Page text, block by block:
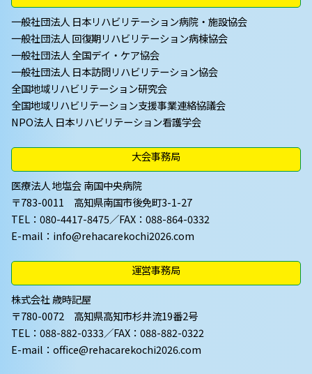
一般社団法人 日本リハビリテーション病院・施設協会
一般社団法人 回復期リハビリテーション病棟協会
一般社団法人 全国デイ・ケア協会
一般社団法人 日本訪問リハビリテーション協会
全国地域リハビリテーション研究会
全国地域リハビリテーション支援事業連絡協議会
NPO法人 日本リハビリテーション看護学会
大会事務局
医療法人 地塩会 南国中央病院
〒783-0011 高知県南国市後免町3-1-27
TEL：080-4417-8475／FAX：088-864-0332
E-mail： info@rehacarekochi2026.com
運営事務局
株式会社 歳時記屋
〒780-0072 高知県高知市杉井流19番2号
TEL：088-882-0333／FAX：088-882-0322
E-mail： office@rehacarekochi2026.com